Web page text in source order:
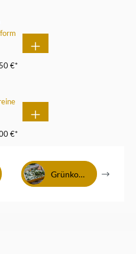
€*
€*
Grünkohl Rezepte